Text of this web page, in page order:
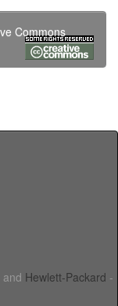
Commons
and Hewlett-Packard -